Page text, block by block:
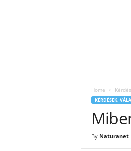
Home
KÉRDÉSEK,
By Naturanet